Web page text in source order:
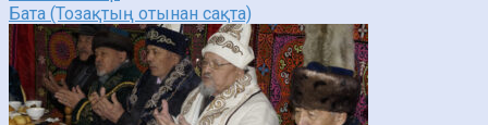
Бата (Тозақтың отынан сақта)